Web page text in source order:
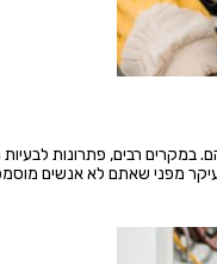
במקרים רבים, פתרונות
מפני שאתם לא אנשים